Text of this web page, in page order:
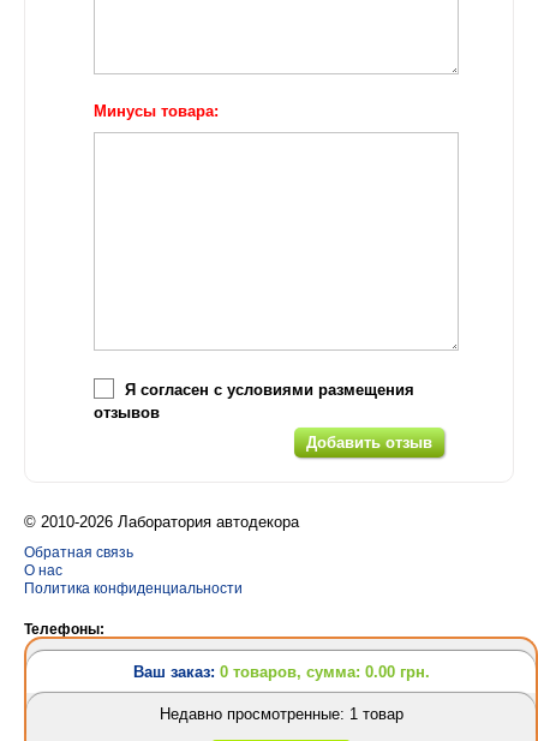
Минусы товара:
Я согласен с условиями размещения
отзывов
© 2010-2026 Лаборатория автодекора
Обратная связь
О нас
Политика конфиденциальности
Телефоны:
(063) 628-31-24
(063) 628-31-24
исоздание интернет магазинаDesign Orbita
Ваш заказ: 0 товаров, сумма: 0.00 грн.
Недавно просмотренные: 1 товар